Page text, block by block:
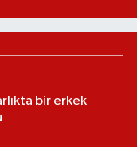
bir erkek